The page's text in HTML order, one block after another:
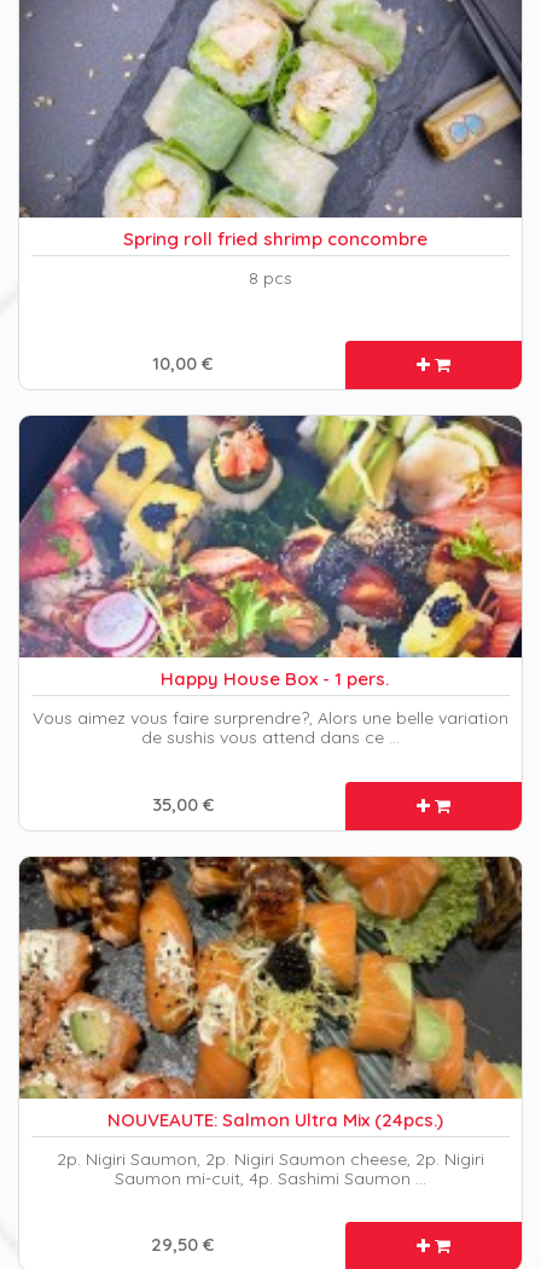
Spring roll fried shrimp concombre
8 pcs
10,00 €
Happy House Box - 1 pers.
Vous aimez vous faire surprendre?, Alors une belle variation
de sushis vous attend dans ce …
35,00 €
NOUVEAUTE: Salmon Ultra Mix (24pcs.)
2p. Nigiri Saumon, 2p. Nigiri Saumon cheese, 2p. Nigiri
Saumon mi-cuit, 4p. Sashimi Saumon …
29,50 €